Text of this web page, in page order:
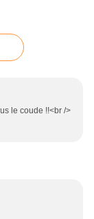
le coude !!<br />